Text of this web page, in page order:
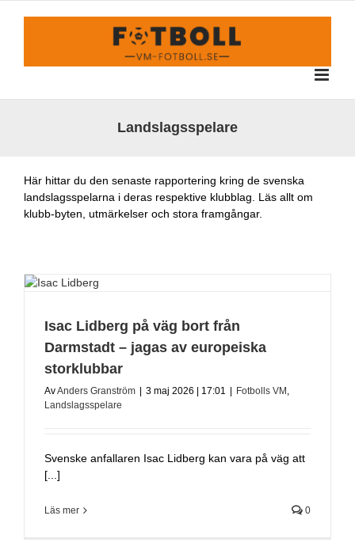
Landslagsspelare
Här hittar du den senaste rapportering kring de svenska
landslagsspelarna i deras respektive klubblag. Läs allt om
klubb-byten, utmärkelser och stora framgångar.
Isac Lidberg på väg bort från
Darmstadt – jagas av europeiska
storklubbar
AvAnders Granström | 3 maj 2026 | 17:01 | Fotbolls VM,
Landslagsspelare
Svenske anfallaren Isac Lidberg kan vara på väg att
[...]
Läs mer 0